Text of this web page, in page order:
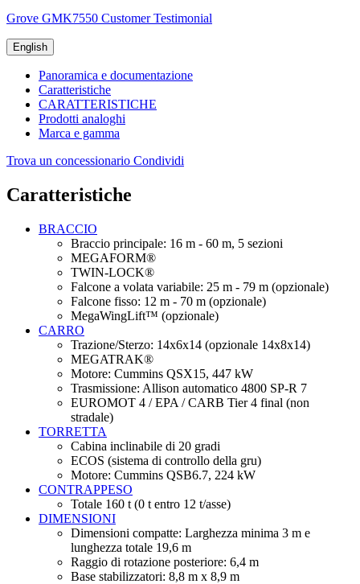
Grove GMK7550 Customer Testimonial
English
Panoramica e documentazione
Caratteristiche
CARATTERISTICHE
Prodotti analoghi
Marca e gamma
Trova un concessionario Condividi
Caratteristiche
BRACCIO
Braccio principale: 16 m - 60 m, 5 sezioni
MEGAFORM®
TWIN-LOCK®
Falcone a volata variabile: 25 m - 79 m (opzionale)
Falcone fisso: 12 m - 70 m (opzionale)
MegaWingLift™ (opzionale)
CARRO
Trazione/Sterzo: 14x6x14 (opzionale 14x8x14)
MEGATRAK®
Motore: Cummins QSX15, 447 kW
Trasmissione: Allison automatico 4800 SP-R 7
EUROMOT 4 / EPA / CARB Tier 4 final (non
stradale)
TORRETTA
Cabina inclinabile di 20 gradi
ECOS (sistema di controllo della gru)
Motore: Cummins QSB6.7, 224 kW
CONTRAPPESO
Totale 160 t (0 t entro 12 t/asse)
DIMENSIONI
Dimensioni compatte: Larghezza minima 3 m e
lunghezza totale 19,6 m
Raggio di rotazione posteriore: 6,4 m
Base stabilizzatori: 8,8 m x 8,9 m